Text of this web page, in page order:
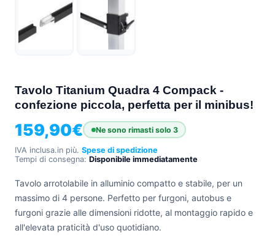
article
Tutti
gli
phone
+39
0471
540
4.6
Google
Facebook
Instagram
Tavolo Titanium Quadra 4 Compack -
confezione piccola, perfetta per il minibus!
159,90€ Ne sono rimasti solo 3
IVA inclusa.in più. Spese di spedizione
Tempi di consegna: Disponibile immediatamente
Tavolo arrotolabile in alluminio compatto e stabile, per un
massimo di 4 persone. Perfetto per furgoni, autobus e
furgoni grazie alle dimensioni ridotte, al montaggio rapido e
all'elevata praticità d'uso quotidiano.